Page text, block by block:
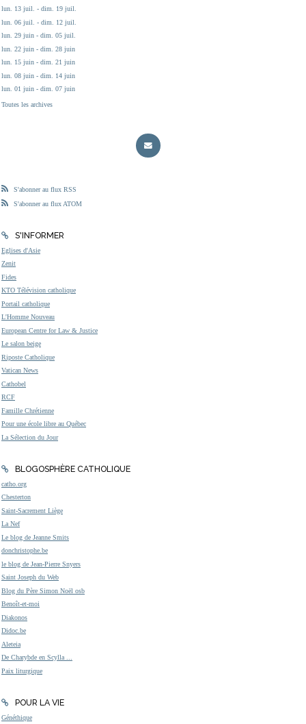
lun. 13 juil. - dim. 19 juil.
lun. 06 juil. - dim. 12 juil.
lun. 29 juin - dim. 05 juil.
lun. 22 juin - dim. 28 juin
lun. 15 juin - dim. 21 juin
lun. 08 juin - dim. 14 juin
lun. 01 juin - dim. 07 juin
Toutes les archives
S'abonner au flux RSS
S'abonner au flux ATOM
S'INFORMER
Eglises d'Asie
Zenit
Fides
KTO Télévision catholique
Portail catholique
L'Homme Nouveau
European Centre for Law & Justice
Le salon beige
Riposte Catholique
Vatican News
Cathobel
RCF
Famille Chrétienne
Pour une école libre au Québec
La Sélection du Jour
BLOGOSPHÈRE CATHOLIQUE
catho.org
Chesterton
Saint-Sacrement Liège
La Nef
Le blog de Jeanne Smits
donchristophe.be
le blog de Jean-Pierre Snyers
Saint Joseph du Web
Blog du Père Simon Noël osb
Benoît-et-moi
Diakonos
Didoc.be
Aleteia
De Charybde en Scylla ...
Paix liturgique
POUR LA VIE
Généthique